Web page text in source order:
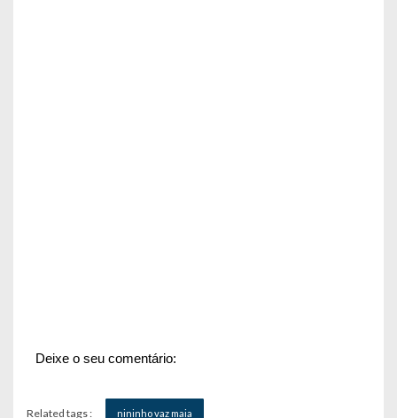
Deixe o seu comentário:
Related tags : nininho vaz maia